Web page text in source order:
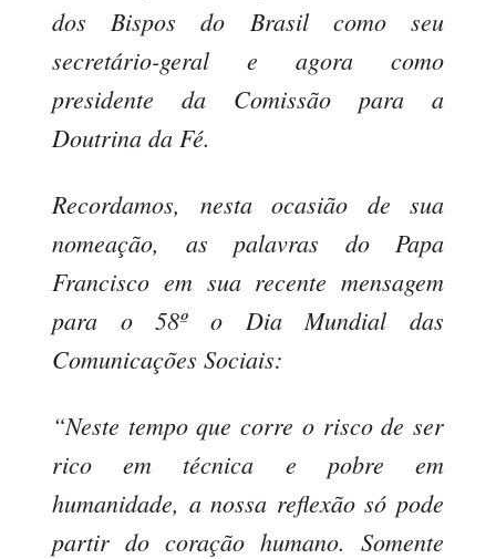
dos Bispos do Brasil como seu
secretário-geral e agora como
presidente da Comissão para a
Doutrina da Fé.
Recordamos, nesta ocasião de sua
nomeação, as palavras do Papa
Francisco em sua recente mensagem
para o 58º o Dia Mundial das
Comunicações Sociais:
“Neste tempo que corre o risco de ser
rico em técnica e pobre em
humanidade, a nossa reflexão só pode
partir do coração humano. Somente